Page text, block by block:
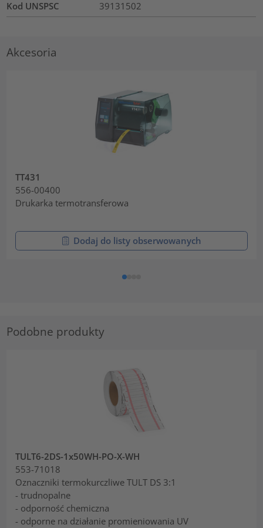
Kod UNSPSC
39131502
Akcesoria
TT431
556-00400
Drukarka termotransferowa
Dodaj do listy obserwowanych
Podobne produkty
TULT6-2DS-1x50WH-PO-X-WH
553-71018
Oznaczniki termokurczliwe TULT DS 3:1
- trudnopalne
- odporność chemiczna
- odporne na działanie promieniowania UV